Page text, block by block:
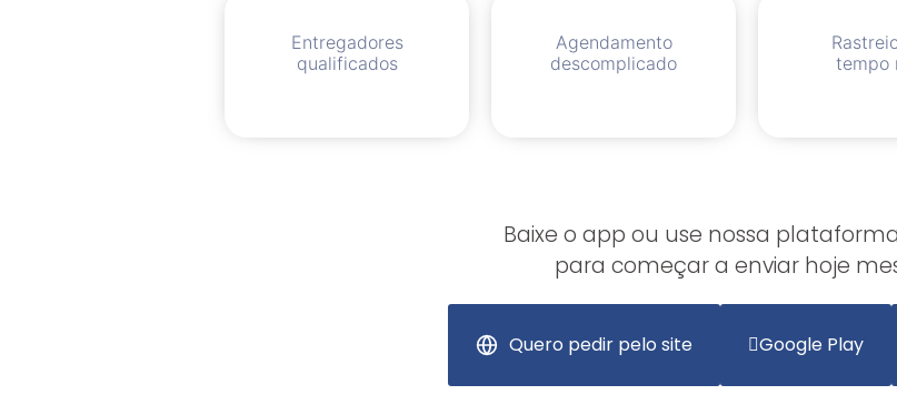
Entregadores
qualificados
Agendamento
descomplicado
tempo
Baixe o app ou use nossa
para começar a enviar hoje
Quero pedir pelo site Google Play